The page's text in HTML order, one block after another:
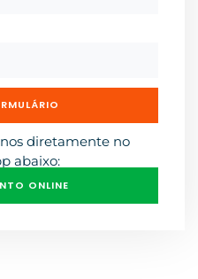
diretamente no
abaixo:
ONLINE